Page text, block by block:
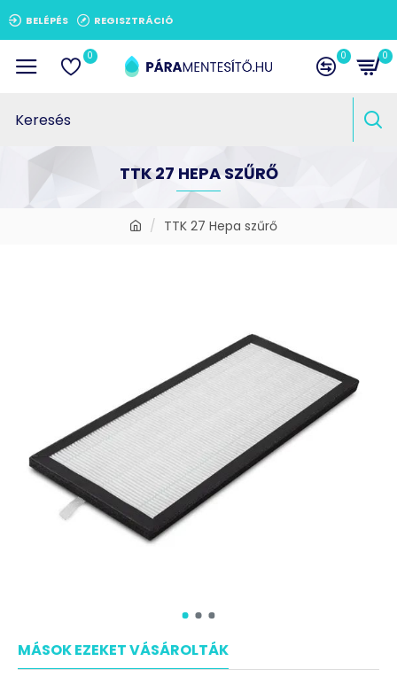
BELÉPÉS REGISZTRÁCIÓ
0 0 0
TTK 27 Hepa szűrő
TTK 27 HEPA SZŰRŐ
MÁSOK EZEKET VÁSÁROLTÁK